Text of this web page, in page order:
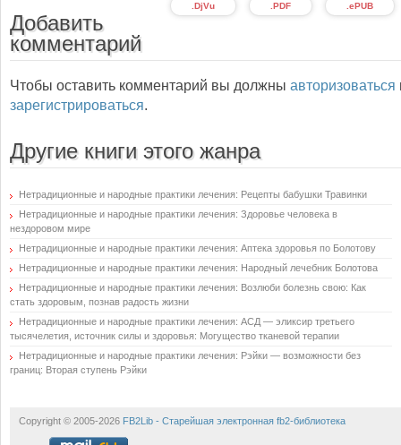
.ePUB
.PDF
.DjVu
Добавить
комментарий
Чтобы оставить комментарий вы должны авторизоваться
зарегистрироваться.
Другие книги этого жанра
Нетрадиционные и народные практики лечения: Рецепты бабушки Травинки
Нетрадиционные и народные практики лечения: Здоровье человека в
нездоровом мире
Нетрадиционные и народные практики лечения: Аптека здоровья по Болотову
Нетрадиционные и народные практики лечения: Народный лечебник Болотова
Нетрадиционные и народные практики лечения: Возлюби болезнь свою: Как
стать здоровым, познав радость жизни
Нетрадиционные и народные практики лечения: АСД — эликсир третьего
тысячелетия, источник силы и здоровья: Могущество тканевой терапии
Нетрадиционные и народные практики лечения: Рэйки — возможности без
границ: Вторая ступень Рэйки
Copyright © 2005-2026 FB2Lib - Старейшая электронная fb2-библиотека